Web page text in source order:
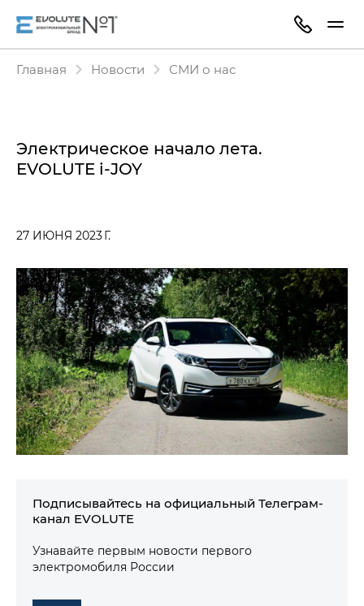
Главная Новости СМИ о нас
Электрическое начало лета.
EVOLUTE i‑JOY
27 ИЮНЯ 2023 Г.
Подписывайтесь на официальный Телеграм-
канал EVOLUTE
Узнавайте первым новости первого
электромобиля России